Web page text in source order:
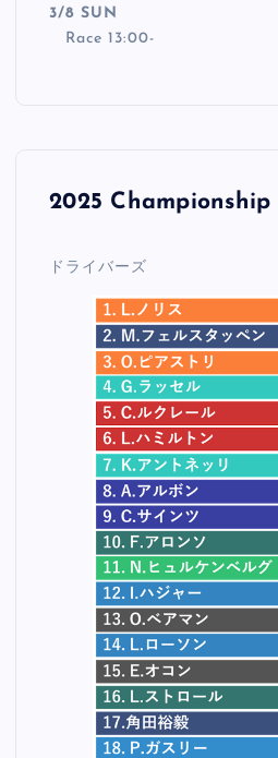
3/8 SUN
Race 13:00-
2025 Championship
ドライバーズ